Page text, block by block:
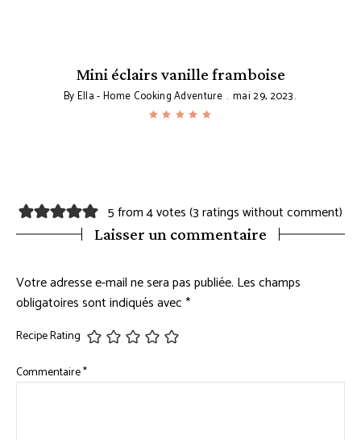
Mini éclairs vanille framboise
ByElla - Home Cooking Adventure mai 29, 2023
5 from 4 votes (3 ratings without comment)
Laisser un commentaire
Votre adresse e-mail ne sera pas publiée. Les champs
obligatoires sont indiqués avec*
Recipe Rating
Commentaire*